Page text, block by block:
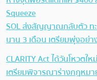
Squeeze
SOL ส่งสัญญาณกลับตัว ท
นาน 3 เดือน เตรียมพุ่งอย่า
CLARITY Act ได้วันโหวต
เตรียมพิจารณาร่างกฎหม